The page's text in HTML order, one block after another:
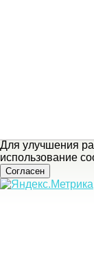
Для улучшения
использование
Согласен